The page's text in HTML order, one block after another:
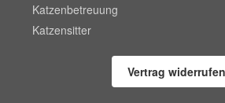
Katzenbetreuung
Katzensitter
Vertrag widerrufen